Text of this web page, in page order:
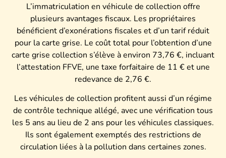
L’immatriculation en véhicule de collection offre
plusieurs avantages fiscaux. Les propriétaires
bénéficient d’exonérations fiscales et d’un tarif réduit
pour la carte grise. Le coût total pour l’obtention d’une
carte grise collection s’élève à environ 73,76 €, incluant
l’attestation FFVE, une taxe forfaitaire de 11 € et une
redevance de 2,76 €.
Les véhicules de collection profitent aussi d’un régime
de contrôle technique allégé, avec une vérification tous
les 5 ans au lieu de 2 ans pour les véhicules classiques.
Ils sont également exemptés des restrictions de
circulation liées à la pollution dans certaines zones.